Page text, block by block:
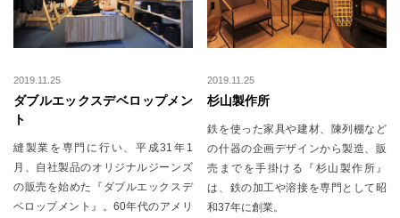
2019.11.25
ダブルエックスデベロップメン
ト
縫製業を専門に行い、平成31年1
月、自社製品のオリジナルジーンズ
の販売を始めた『ダブルエックスデ
ベロップメント』。60年代のアメリ
2019.11.25
杉山製作所
鉄を使った家具や建材、陳列棚など
の什器の企画デザインから製造、販
売までを手掛ける『杉山製作所』
は、鉄の加工や溶接を専門として昭
和37年に創業。